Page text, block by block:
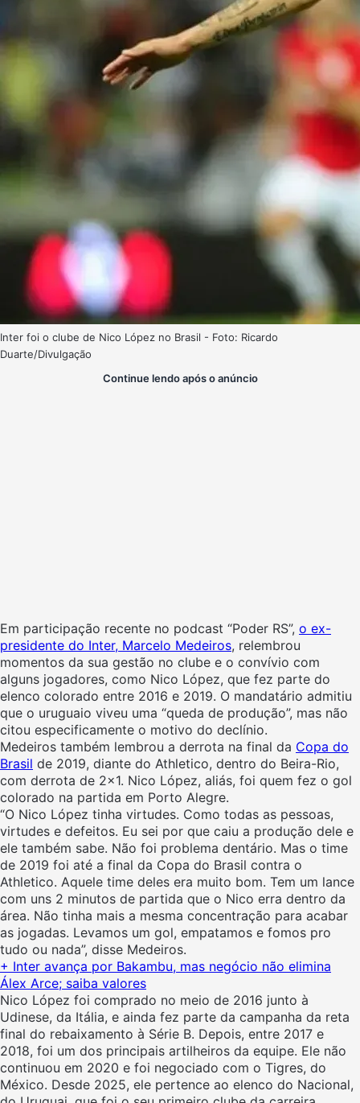
Inter foi o clube de Nico López no Brasil - Foto: Ricardo
Duarte/Divulgação
Continue lendo após o anúncio
Em participação recente no podcast “Poder RS”, o ex-
presidente do Inter, Marcelo Medeiros, relembrou
momentos da sua gestão no clube e o convívio com
alguns jogadores, como Nico López, que fez parte do
elenco colorado entre 2016 e 2019. O mandatário admitiu
que o uruguaio viveu uma “queda de produção”, mas não
citou especificamente o motivo do declínio.
Medeiros também lembrou a derrota na final da Copa do
Brasil de 2019, diante do Athletico, dentro do Beira-Rio,
com derrota de 2×1. Nico López, aliás, foi quem fez o gol
colorado na partida em Porto Alegre.
“O Nico López tinha virtudes. Como todas as pessoas,
virtudes e defeitos. Eu sei por que caiu a produção dele e
ele também sabe. Não foi problema dentário. Mas o time
de 2019 foi até a final da Copa do Brasil contra o
Athletico. Aquele time deles era muito bom. Tem um lance
com uns 2 minutos de partida que o Nico erra dentro da
área. Não tinha mais a mesma concentração para acabar
as jogadas. Levamos um gol, empatamos e fomos pro
tudo ou nada”, disse Medeiros.
+ Inter avança por Bakambu, mas negócio não elimina
Álex Arce; saiba valores
Nico López foi comprado no meio de 2016 junto à
Udinese, da Itália, e ainda fez parte da campanha da reta
final do rebaixamento à Série B. Depois, entre 2017 e
2018, foi um dos principais artilheiros da equipe. Ele não
continuou em 2020 e foi negociado com o Tigres, do
México. Desde 2025, ele pertence ao elenco do Nacional,